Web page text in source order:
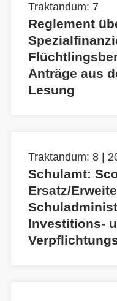
Traktandum: 7
Reglement
Anträge aus
Lesung
Traktandum: 8 |
Schulamt:
Ersatz/
Investitions-